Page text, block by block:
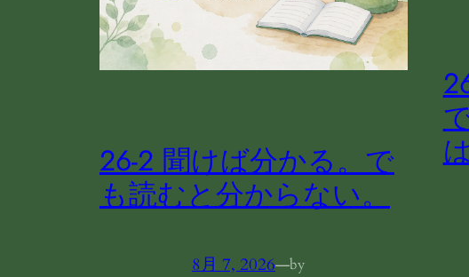
26-2 聞けば分かる。で
も読むと分からない。
8月 7, 2026—by